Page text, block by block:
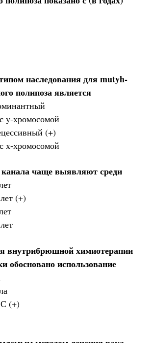
наследования для mutyh-
полипоза является
y-хромосомой
(+)
х-хромосомой
чаще выявляют среди
(+)
внутрибрюшной химиотерапии
обосновано использование
(+)